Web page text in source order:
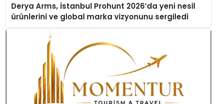
Derya Arms, İstanbul Prohunt 2026’da yeni nesil
ürünlerini ve global marka vizyonunu sergiledi